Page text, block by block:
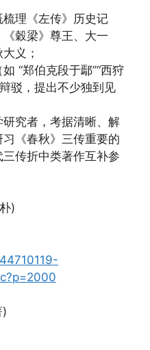
理《左传》历史记
穀梁》尊王、大一
义；
“郑伯克段于鄢”“西狩
驳，提出不少独到见
究者，考据清晰、解
《春秋》三传重要的
传折中类著作互补参
)
)